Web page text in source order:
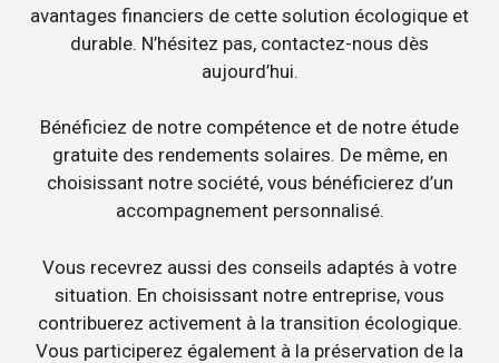
avantages financiers de cette solution écologique et
durable. N’hésitez pas, contactez-nous dès
aujourd’hui.
Bénéficiez de notre compétence et de notre étude
gratuite des rendements solaires. De même, en
choisissant notre société, vous bénéficierez d’un
accompagnement personnalisé.
Vous recevrez aussi des conseils adaptés à votre
situation. En choisissant notre entreprise, vous
contribuerez activement à la transition écologique.
Vous participerez également à la préservation de la